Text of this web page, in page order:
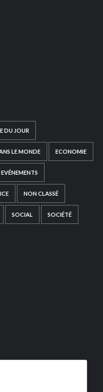
DU JOUR
LE MONDE ECONOMIE
EVÉNEMENTS
NON CLASSÉ
SOCIAL SOCIÉTÉ